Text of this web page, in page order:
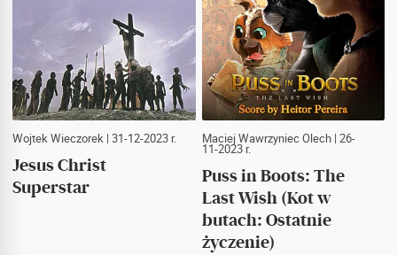
Wojtek Wieczorek | 31-12-2023 r.
Jesus Christ
Superstar
Maciej Wawrzyniec Olech| 26-
11-2023 r.
Puss in Boots: The
Last Wish (Kot w
butach: Ostatnie
życzenie)